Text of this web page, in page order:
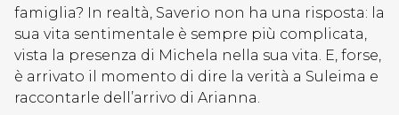
famiglia? In realtà, Saverio non ha una risposta: la
sua vita sentimentale è sempre più complicata,
vista la presenza di Michela nella sua vita. E, forse,
è arrivato il momento di dire la verità a Suleima e
raccontarle dell’arrivo di Arianna.